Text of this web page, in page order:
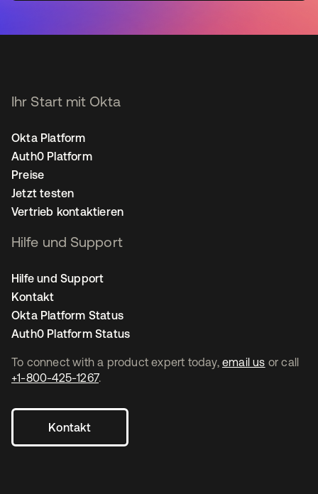
To connect with a product expert today, email us or call
+1-800-425-1267.
Kontakt
Ihr Start mit Okta
Okta Platform
Auth0 Platform
Preise
Jetzt testen
Vertrieb kontaktieren
Hilfe und Support
Hilfe und Support
Kontakt
Okta Platform Status
Auth0 Platform Status